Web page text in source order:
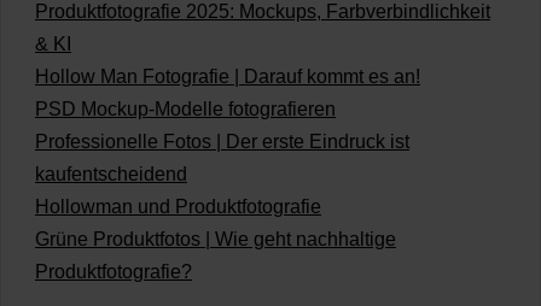
Produktfotografie 2025: Mockups, Farbverbindlichkeit
& KI
Hollow Man Fotografie | Darauf kommt es an!
PSD Mockup-Modelle fotografieren
Professionelle Fotos | Der erste Eindruck ist
kaufentscheidend
Hollowman und Produktfotografie
Grüne Produktfotos | Wie geht nachhaltige
Produktfotografie?